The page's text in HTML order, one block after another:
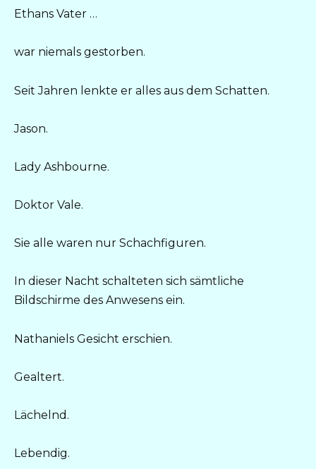
Ethans Vater …
war niemals gestorben.
Seit Jahren lenkte er alles aus dem Schatten.
Jason.
Lady Ashbourne.
Doktor Vale.
Sie alle waren nur Schachfiguren.
In dieser Nacht schalteten sich sämtliche
Bildschirme des Anwesens ein.
Nathaniels Gesicht erschien.
Gealtert.
Lächelnd.
Lebendig.